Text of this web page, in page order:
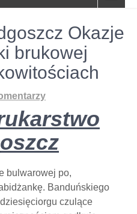
Okazje
brukowej
bulwarowej po,
Banduńskiego
czulące